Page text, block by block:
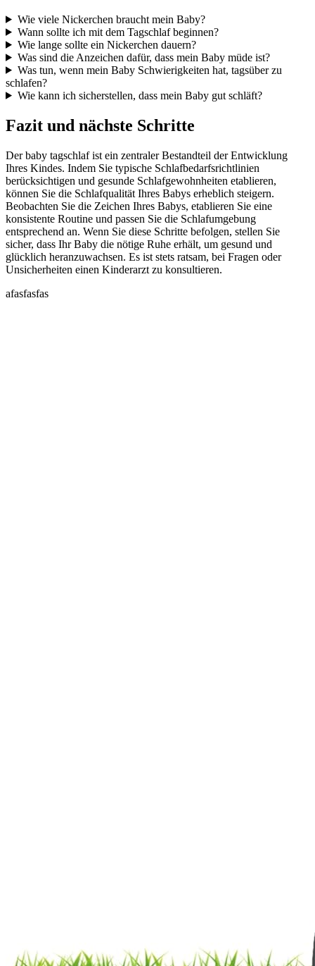
Wie viele Nickerchen braucht mein Baby?
Wann sollte ich mit dem Tagschlaf beginnen?
Wie lange sollte ein Nickerchen dauern?
Was sind die Anzeichen dafür, dass mein Baby müde ist?
Was tun, wenn mein Baby Schwierigkeiten hat, tagsüber zu
schlafen?
Wie kann ich sicherstellen, dass mein Baby gut schläft?
Fazit und nächste Schritte
Der baby tagschlaf ist ein zentraler Bestandteil der Entwicklung
Ihres Kindes. Indem Sie typische Schlafbedarfsrichtlinien
berücksichtigen und gesunde Schlafgewohnheiten etablieren,
können Sie die Schlafqualität Ihres Babys erheblich steigern.
Beobachten Sie die Zeichen Ihres Babys, etablieren Sie eine
konsistente Routine und passen Sie die Schlafumgebung
entsprechend an. Wenn Sie diese Schritte befolgen, stellen Sie
sicher, dass Ihr Baby die nötige Ruhe erhält, um gesund und
glücklich heranzuwachsen. Es ist stets ratsam, bei Fragen oder
Unsicherheiten einen Kinderarzt zu konsultieren.
afasfasfas